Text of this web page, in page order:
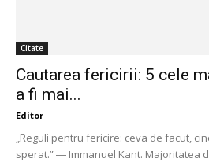
Citate
Cautarea fericirii: 5 cele
a fi mai...
Editor
„Reguli pentru fericire: ceva de facut,
sperat.” ― Immanuel Kant. Majoritatea